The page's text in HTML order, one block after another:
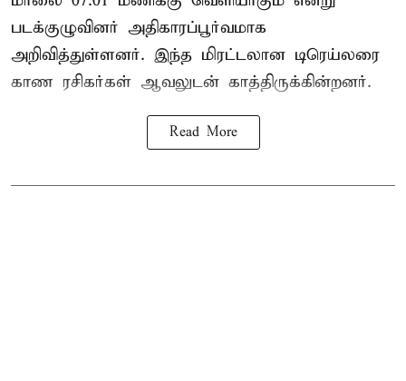
படக்குழுவினர் அதிகாரப்பூர்வமாக
அறிவித்துள்ளனர். இந்த மிரட்டலான டிரெய்லரை
காண ரசிகர்கள் ஆவலுடன் காத்திருக்கின்றனர்.
Read More